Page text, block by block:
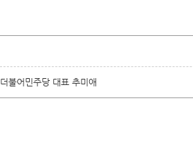
더불어민주당 대표 추미애